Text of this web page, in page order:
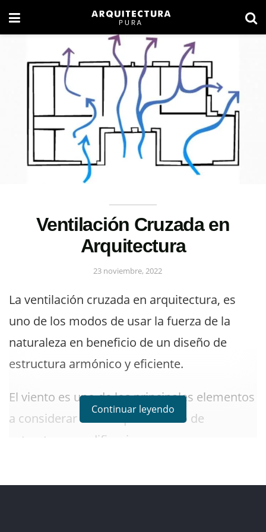
Ventilación Cruzada en
Arquitectura
23 noviembre, 2022
La ventilación cruzada en arquitectura, es
uno de los modos de usar la fuerza de la
naturaleza en beneficio de un diseño de
estructura armónico y eficiente.
El viento es uno de los principales elementos
a considerar en cualquier diseño de
estructuras y edificaciones.
Continuar leyendo